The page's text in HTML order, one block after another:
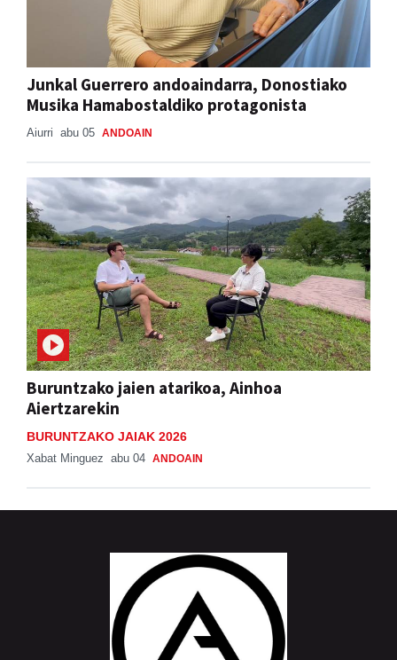
Junkal Guerrero andoaindarra, Donostiako
Musika Hamabostaldiko protagonista
Aiurri abu 05 ANDOAIN
Buruntzako jaien atarikoa, Ainhoa
Aiertzarekin
BURUNTZAKO JAIAK 2026
Xabat Minguez abu 04 ANDOAIN